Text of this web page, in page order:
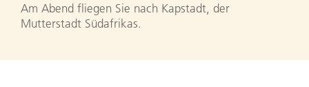
Am Abend fliegen Sie nach Kapstadt, der
Mutterstadt Südafrikas.